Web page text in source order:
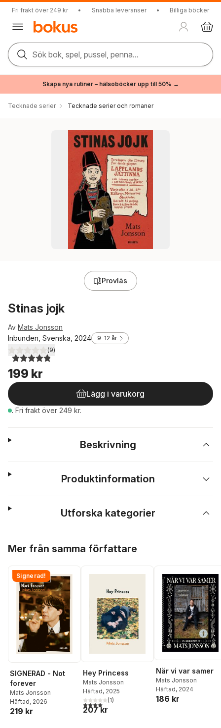
Fri frakt över 249 kr • Snabba leveranser • Billiga böcker
Sök bok, spel, pussel, penna...
Skapa nya rutiner – hälsoböcker upp till 50% →
Tecknade serier Tecknade serier och romaner
Provläs
Stinas jojk
Av Mats Jonsson
Inbunden, Svenska, 2024
9-12 år
4,9utav 5 stjärnor. Totalt antal röster:
(9)
199 kr
Lägg i varukorg
. Fri frakt över 249 kr.
Beskrivning
Produktinformation
Utforska kategorier
Mer från samma författare
Signerad!
SIGNERAD - Not
forever
Mats Jonsson
Häftad, 2026
219 kr
Hey Princess
Mats Jonsson
Häftad, 2025
4,0utav 5 stjärnor. Totalt antal röster:
(1)
207 kr
När vi var samer
Mats Jonsson
Häftad, 2024
186 kr